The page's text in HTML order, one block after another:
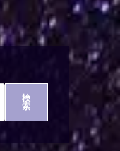
検
索